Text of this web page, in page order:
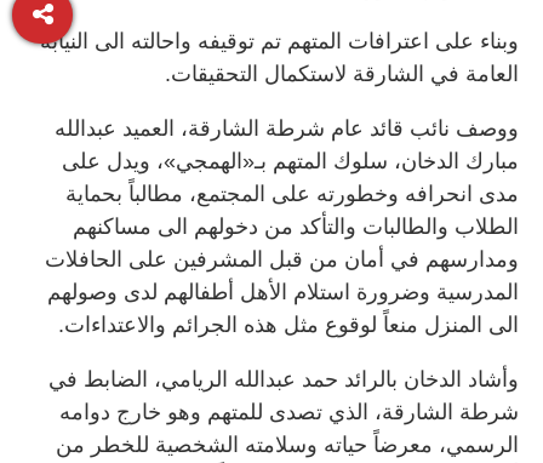
وبناء على اعترافات المتهم تم توقيفه واحالته الى النيابة
العامة في الشارقة لاستكمال التحقيقات.
ووصف نائب قائد عام شرطة الشارقة، العميد عبدالله
مبارك الدخان، سلوك المتهم بـ«الهمجي»، ويدل على
مدى انحرافه وخطورته على المجتمع، مطالباً بحماية
الطلاب والطالبات والتأكد من دخولهم الى مساكنهم
ومدارسهم في أمان من قبل المشرفين على الحافلات
المدرسية وضرورة استلام الأهل أطفالهم لدى وصولهم
الى المنزل منعاً لوقوع مثل هذه الجرائم والاعتداءات.
وأشاد الدخان بالرائد حمد عبدالله الريامي، الضابط في
شرطة الشارقة، الذي تصدى للمتهم وهو خارج دوامه
الرسمي، معرضاً حياته وسلامته الشخصية للخطر من